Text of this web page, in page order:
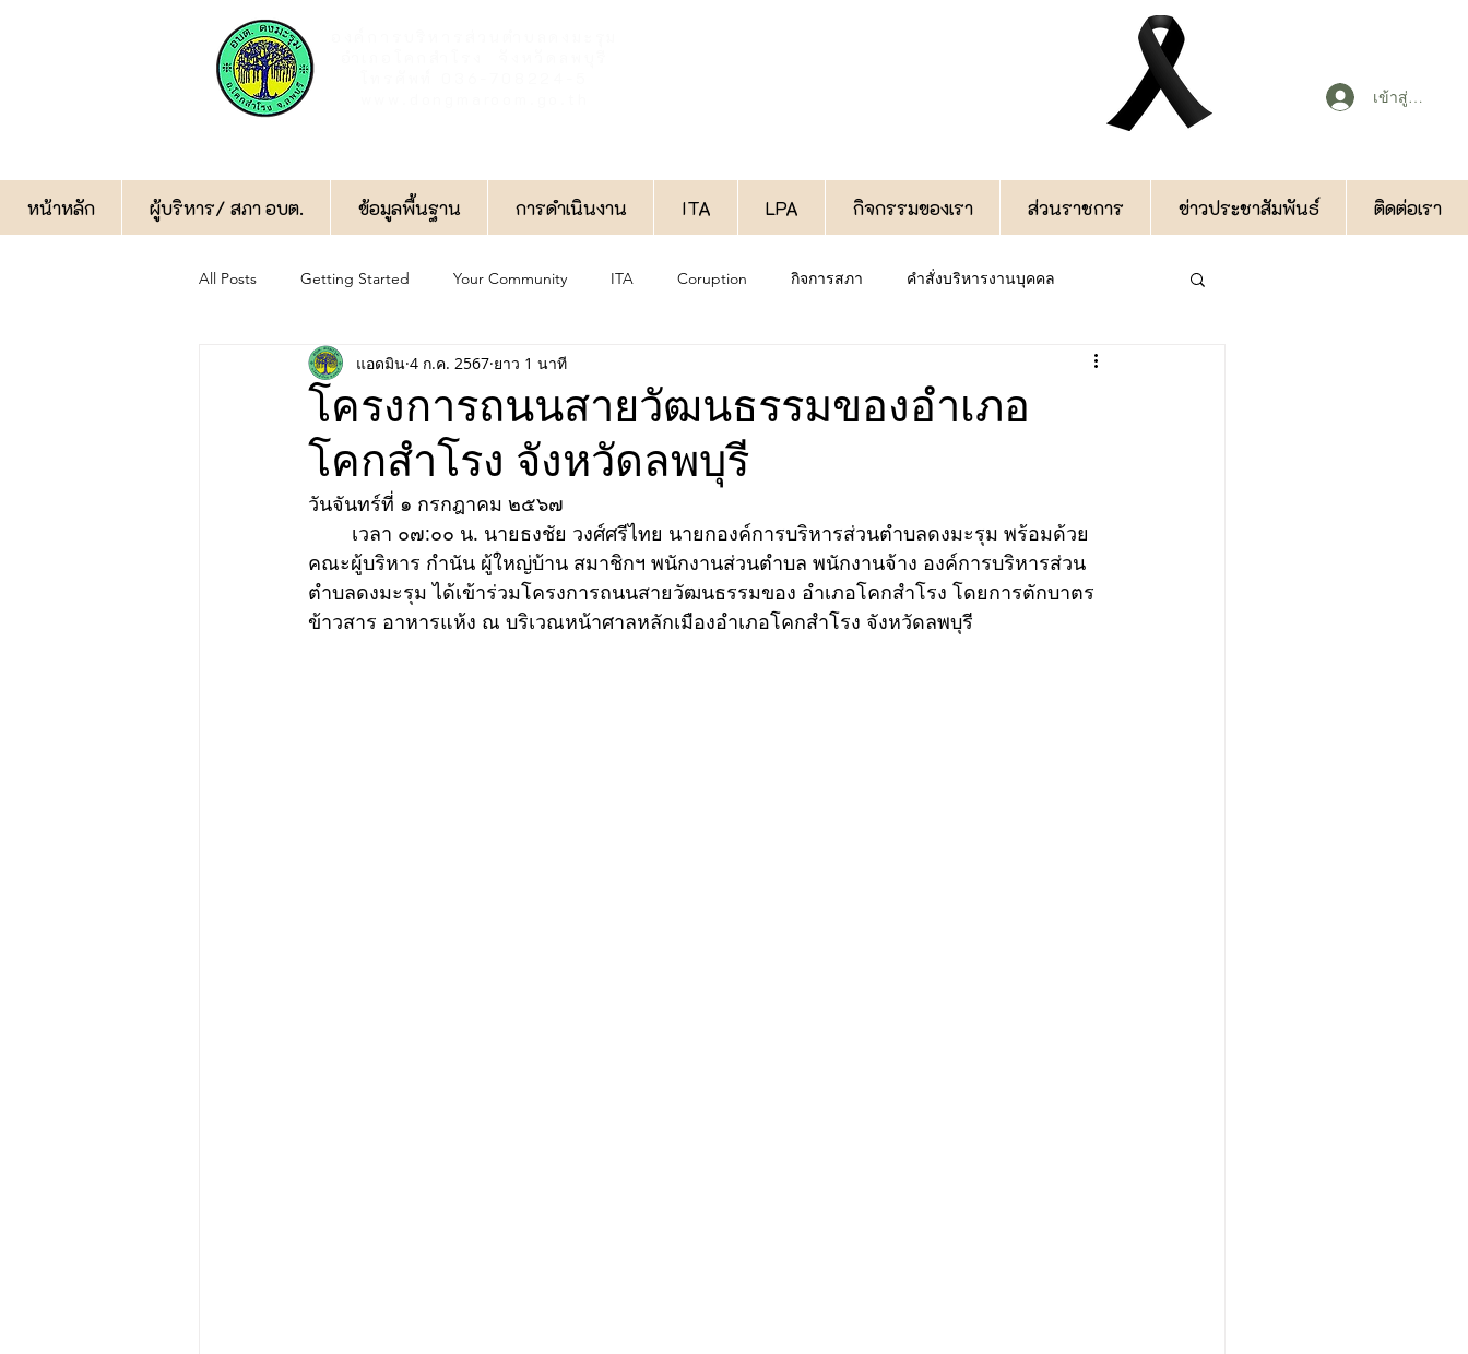
เข้าสู่ระบบ
หน้าหลัก ผู้บริหาร/ สภา อบต. ข้อมูลพื้นฐาน การดำเนินงาน ITA LPA กิจกรรมของเรา ส่วนราชการ ข่าวประชาสัมพันธ์ ติดต่อเรา
All Posts Getting Started Your Community ITA Coruption กิจการสภา คำสั่งบริหารงานบุคคล
กิจกรรมทั่วไป ป้องกันการทุจริต งาน
ฝ่ายป้องกันและบรรเทาสาธารณภัย กองการศึกษา พิเศษ
โครงการถนนสายวัฒนธรรมของอำเภอ
โคกสำโรง จังหวัดลพบุรี
แอดมิน 4 ก.ค. 2567 ยาว 1 นาที
วันจันทร์ที่ ๑ กรกฎาคม ๒๕๖๗
คณะผู้บริหาร กำนัน ผู้ใหญ่บ้าน สมาชิกฯ พนักงานส่วนตำบล พนักงานจ้าง องค์การบริหารส่วน
ตำบลดงมะรุม ได้เข้าร่วมโครงการถนนสายวัฒนธรรมของ อำเภอโคกสำโรง โดยการตักบาตร
ข้าวสาร อาหารแห้ง ณ บริเวณหน้าศาลหลักเมืองอำเภอโคกสำโรง จังหวัดลพบุรี